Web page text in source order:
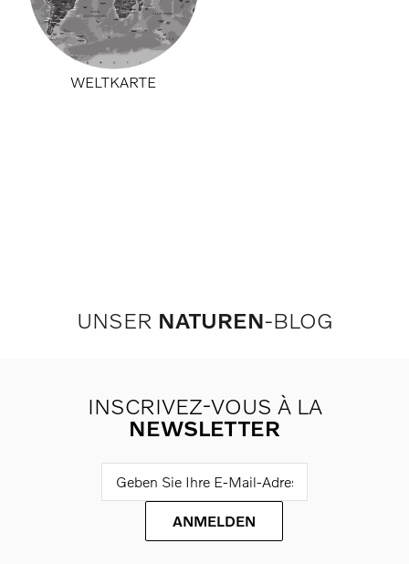
WELTKARTE
UNSER NATUREN-BLOG
INSCRIVEZ-VOUS À LA
NEWSLETTER